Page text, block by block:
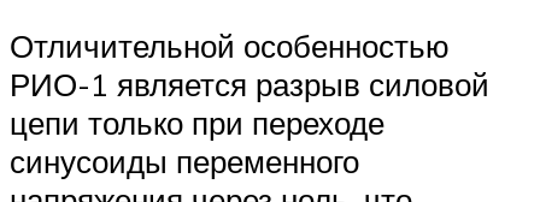
Отличительной особенностью
РИО-1 является разрыв силовой
цепи только при переходе
синусоиды переменного